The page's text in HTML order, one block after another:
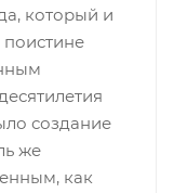
который и
создание
же
как